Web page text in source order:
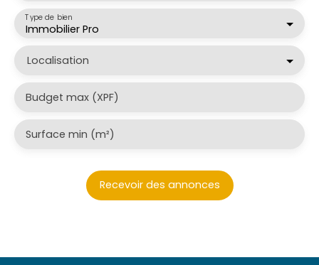
Immobilier Pro
Type de bien
Localisation
Budget max (XPF)
Surface min (m²)
Recevoir des annonces